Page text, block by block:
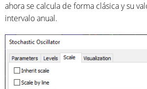
ahora se calcula de forma clásica y su
intervalo anual.